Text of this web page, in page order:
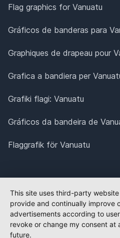
Flag graphics for Vanuatu
Gráficos de banderas para
Graphiques de drapeau pour
Grafica a bandiera per
Grafiki flagi: Vanuatu
Gráficos da bandeira de
Flaggrafik för Vanuatu
This site uses third-party
provide and continually improve
advertisements according to
revoke or change my consent
future.